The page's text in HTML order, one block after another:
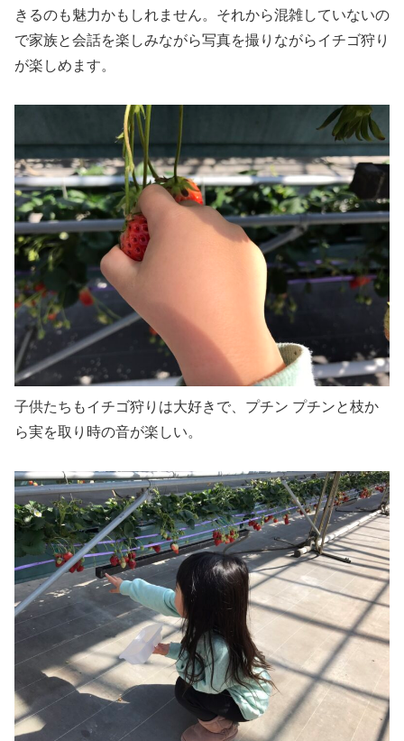
きるのも魅力かもしれません。それから混雑していないの
で家族と会話を楽しみながら写真を撮りながらイチゴ狩り
が楽しめます。
子供たちもイチゴ狩りは大好きで、プチン プチンと枝か
ら実を取り時の音が楽しい。